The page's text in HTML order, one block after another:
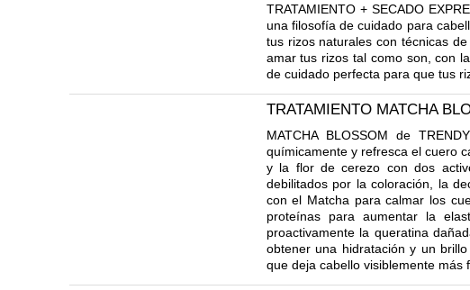
TRATAMIENTO + SECADO
una filosofía de cuidado para
tus rizos naturales con técnicas
amar tus rizos tal como son, con
de cuidado perfecta para que tus
TRATAMIENTO MATCHA
MATCHA BLOSSOM de
químicamente y refresca el cuero
y la flor de cerezo con dos
debilitados por la coloración, la
con el Matcha para calmar los
proteínas para aumentar la
proactivamente la queratina
obtener una hidratación y un
que deja cabello visiblemente más